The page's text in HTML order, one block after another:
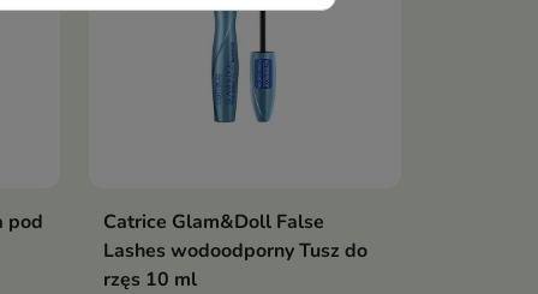
pod
In winkelwagen
Catrice Glam&Doll False
Lashes wodoodporny Tusz do
rzęs 10 ml